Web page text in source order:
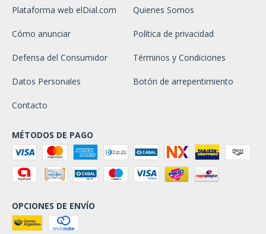
Plataforma web elDial.com Quienes Somos
Cómo anunciar Política de privacidad
Defensa del Consumidor Términos y Condiciones
Datos Personales Botón de arrepentimiento
Contacto
MÉTODOS DE PAGO
OPCIONES DE ENVÍO